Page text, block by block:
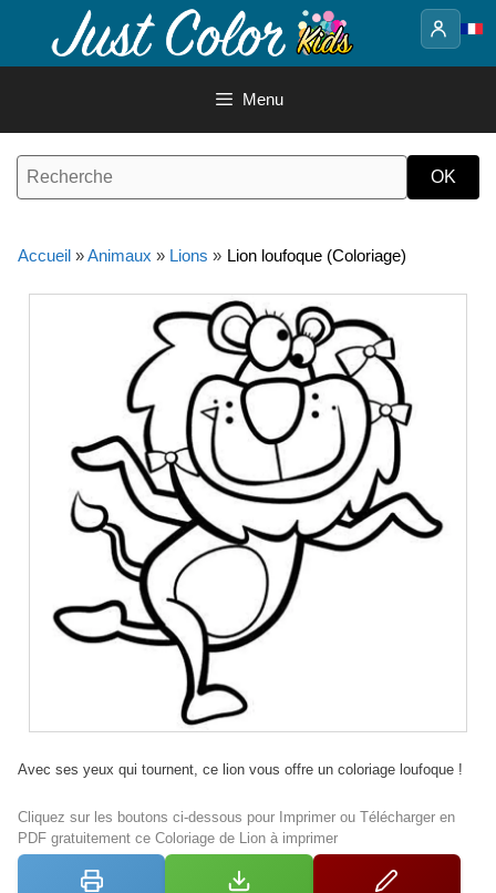
contenu
Menu
Accueil »Animaux » Lions » Lion loufoque (Coloriage)
Avec ses yeux qui tournent, ce lion vous offre un coloriage loufoque !
Cliquez sur les boutons ci-dessous pour Imprimer ou Télécharger en
PDF gratuitement ce Coloriage de Lion à imprimer